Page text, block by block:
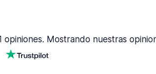
opiniones. Mostrando nuestras